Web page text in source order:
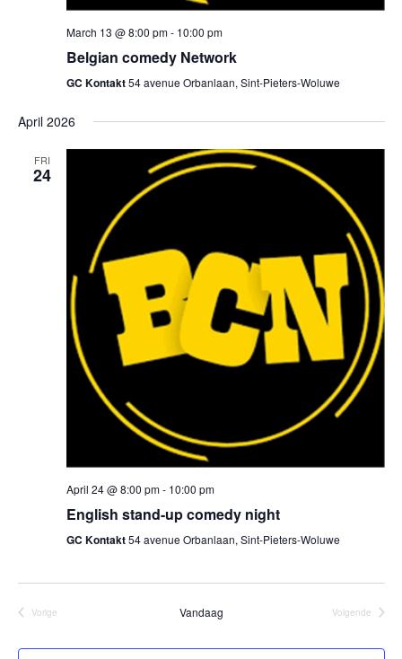
March 13 @ 8:00 pm- 10:00 pm
Belgian comedy Network
GC Kontakt54 avenue Orbanlaan, Sint-Pieters-Woluwe
April 2026
FRI
24
April 24 @ 8:00 pm- 10:00 pm
English stand-up comedy night
GC Kontakt54 avenue Orbanlaan, Sint-Pieters-Woluwe
Vorige
Vandaag
Volgende